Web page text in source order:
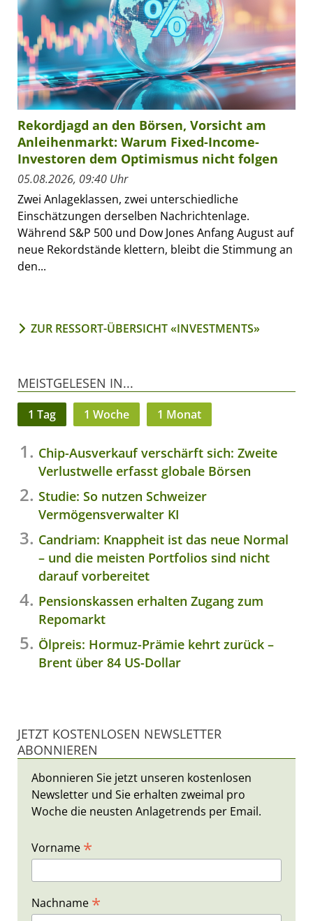
Rekordjagd an den Börsen, Vorsicht am
Anleihenmarkt: Warum Fixed-Income-
Investoren dem Optimismus nicht folgen
05.08.2026, 09:40 Uhr
Zwei Anlageklassen, zwei unterschiedliche
Einschätzungen derselben Nachrichtenlage.
Während S&P 500 und Dow Jones Anfang August auf
neue Rekordstände klettern, bleibt die Stimmung an
den...
ZUR RESSORT-ÜBERSICHT «INVESTMENTS»
MEISTGELESEN IN...
1 Tag 1 Woche 1 Monat
Chip-Ausverkauf verschärft sich: Zweite
Verlustwelle erfasst globale Börsen
Studie: So nutzen Schweizer
Vermögensverwalter KI
Candriam: Knappheit ist das neue Normal
– und die meisten Portfolios sind nicht
darauf vorbereitet
Pensionskassen erhalten Zugang zum
Repomarkt
Ölpreis: Hormuz-Prämie kehrt zurück –
Brent über 84 US-Dollar
JETZT KOSTENLOSEN NEWSLETTER
ABONNIEREN
Abonnieren Sie jetzt unseren kostenlosen
Newsletter und Sie erhalten zweimal pro
Woche die neusten Anlagetrends per Email.
Vorname *
Nachname *